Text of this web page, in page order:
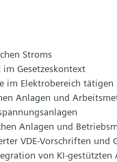
Stroms
im Gesetzeskontext
im Elektrobereich tätigen
Anlagen und
Anlagen und
VDE-Vorschriften und
von KI-gestützten